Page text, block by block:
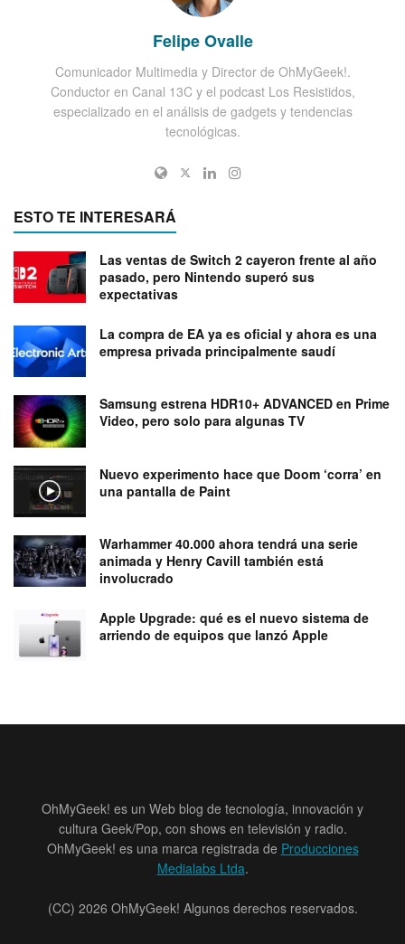
Felipe Ovalle
Comunicador Multimedia y Director de OhMyGeek!.
Conductor en Canal 13C y el podcast Los Resistidos,
especializado en el análisis de gadgets y tendencias
tecnológicas.
ESTO TE INTERESARÁ
Las ventas de Switch 2 cayeron frente al año
pasado, pero Nintendo superó sus
expectativas
La compra de EA ya es oficial y ahora es una
empresa privada principalmente saudí
Samsung estrena HDR10+ ADVANCED en Prime
Video, pero solo para algunas TV
Nuevo experimento hace que Doom ‘corra’ en
una pantalla de Paint
Warhammer 40.000 ahora tendrá una serie
animada y Henry Cavill también está
involucrado
Apple Upgrade: qué es el nuevo sistema de
arriendo de equipos que lanzó Apple
OhMyGeek! es un Web blog de tecnología, innovación y
cultura Geek/Pop, con shows en televisión y radio.
OhMyGeek! es una marca registrada de Producciones
Medialabs Ltda.
(CC) 2026 OhMyGeek! Algunos derechos reservados.